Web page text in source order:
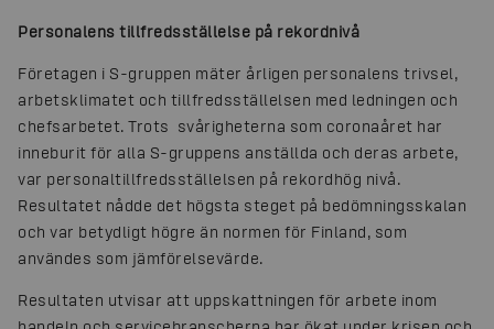
Personalens tillfredsställelse på rekordnivå
Företagen i S-gruppen mäter årligen personalens trivsel,
arbetsklimatet och tillfredsställelsen med ledningen och
chefsarbetet. Trots svårigheterna som coronaåret har
inneburit för alla S-gruppens anställda och deras arbete,
var personaltillfredsställelsen på rekordhög nivå.
Resultatet nådde det högsta steget på bedömningsskalan
och var betydligt högre än normen för Finland, som
användes som jämförelsevärde.
Resultaten utvisar att uppskattningen för arbete inom